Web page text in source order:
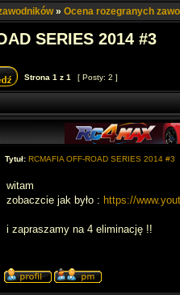
» Ocena rozegranych
SERIES 2014 #3
Strona 1 z 1 [ Posty: 2 ]
Tytuł: RCMAFIA OFF-ROAD SERIES 2014 #3
witam
zobaczcie jak było : https://
i zapraszamy na 4 eliminację !!